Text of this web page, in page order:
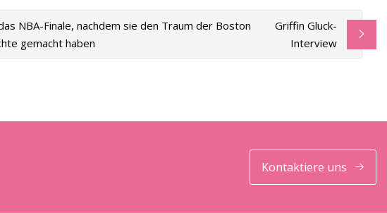
NBA-Finale, nachdem sie den Traum der Boston
gemacht haben
Griffin Gluck-
Interview
Kontaktiere uns